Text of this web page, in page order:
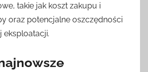
takie jak koszt zakupu i
oraz potencjalne oszczędności
eksploatacji.